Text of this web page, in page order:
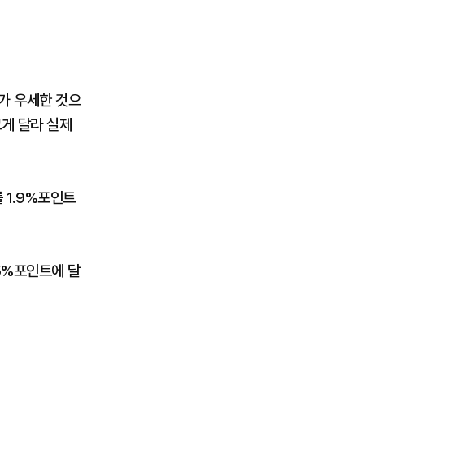
우세한 것으
달라 실제
1.9%포인트
포인트에 달